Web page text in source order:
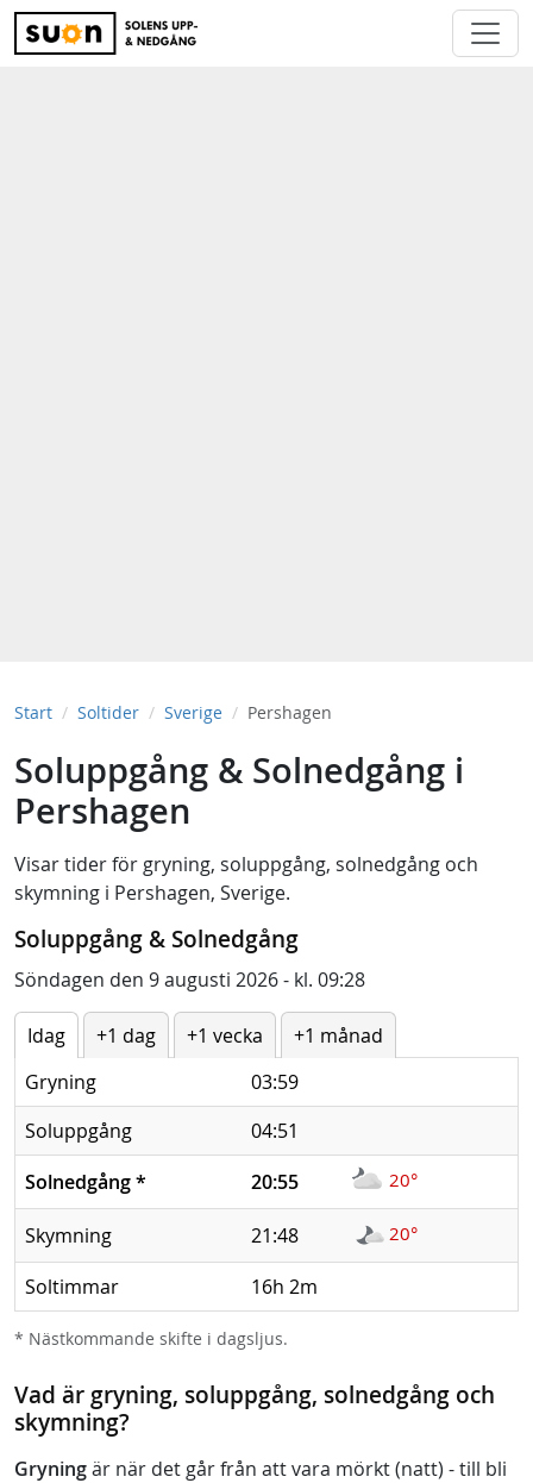
Start Soltider Sverige Pershagen
Soluppgång & Solnedgång i
Pershagen
Visar tider för gryning, soluppgång, solnedgång och
skymning i Pershagen, Sverige.
Soluppgång & Solnedgång
Söndagen den 9 augusti 2026 - kl. 09:28
Idag +1 dag +1 vecka
+1 månad
Gryning
03:59
Soluppgång
04:51
Solnedgång* 20:55 20°
Skymning 21:48 20°
Soltimmar 16h 2m
* Nästkommande skifte i dagsljus.
Vad är gryning, soluppgång, solnedgång och
skymning?
Gryningär när det går från att vara mörkt (natt) - till bli